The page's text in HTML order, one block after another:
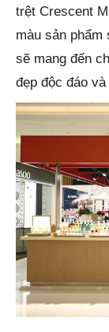
trệt Crescent
màu sản
sẽ mang đến
đẹp độc đáo